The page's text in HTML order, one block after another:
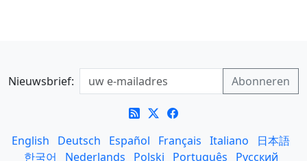
Nieuwsbrief:
English Deutsch Español Français Italiano
日本語
한국어
Nederlands Polski Português
Русский